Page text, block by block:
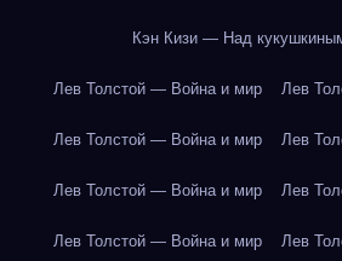
Кэн Кизи — Над
Лев Толстой — Война и мир Лев
Лев Толстой — Война и мир Лев
Лев Толстой — Война и мир Лев
Лев Толстой — Война и мир Лев